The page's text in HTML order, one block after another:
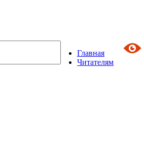
Главная
Читателям